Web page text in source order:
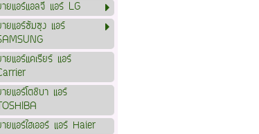
ยแอร์แอลจี แอร์ LG
ยแอร์ซัมซุง แอร์
ยแอร์แคเรียร์ แอร์
ยแอร์โตชิบา แอร์
ยแอร์ไฮเออร์ แอร์ Haier